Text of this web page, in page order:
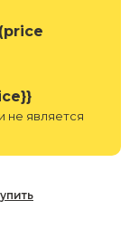
не является